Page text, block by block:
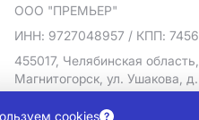
ООО "ПРЕМЬЕР"
ИНН: 9727048957 / КПП:
455017, Челябинская
Магнитогорск, ул. Ушакова,
Политика в отношении
cookies